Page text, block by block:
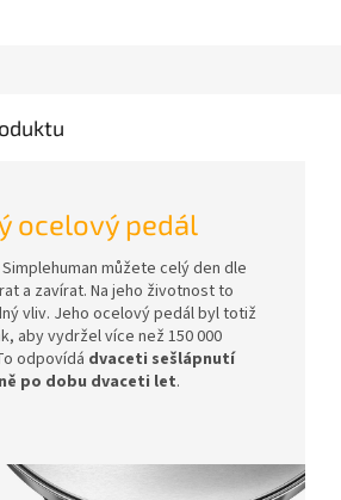
ocelový pedál
můžete celý den dle
a zavírat. Na jeho životnost to
vliv. Jeho ocelový pedál byl totiž
aby vydržel více než 150 000
odpovídá dvaceti sešlápnutí
po dobu dvaceti let.